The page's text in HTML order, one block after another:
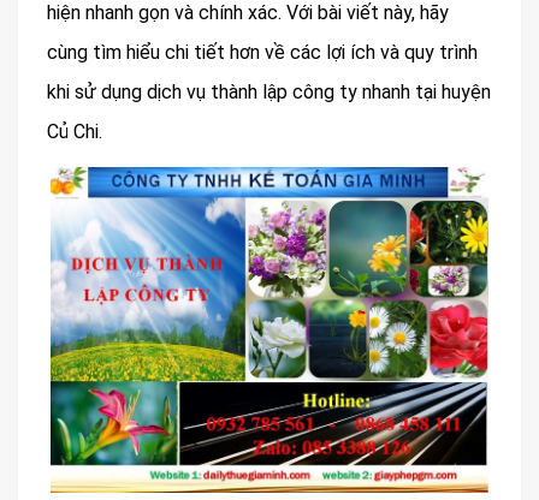
hiện nhanh gọn và chính xác. Với bài viết này, hãy
cùng tìm hiểu chi tiết hơn về các lợi ích và quy trình
khi sử dụng dịch vụ thành lập công ty nhanh tại huyện
Củ Chi.